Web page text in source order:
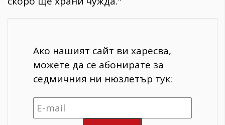
Ако нашият сайт ви харесва,
можете да се абонирате за
седмичния ни нюзлетър тук: